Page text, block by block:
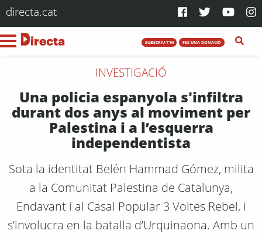
directa.cat
SUBSCRIU-T'HI FES UNA DONACIÓ
INVESTIGACIÓ
Una policia espanyola s'infiltra
durant dos anys al moviment per
Palestina i a l’esquerra
independentista
Sota la identitat Belén Hammad Gómez, milita
a la Comunitat Palestina de Catalunya,
Endavant i al Casal Popular 3 Voltes Rebel, i
s’involucra en la batalla d’Urquinaona. Amb un